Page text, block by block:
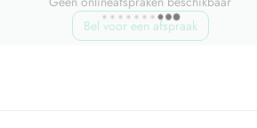
Bel voor een afspraak